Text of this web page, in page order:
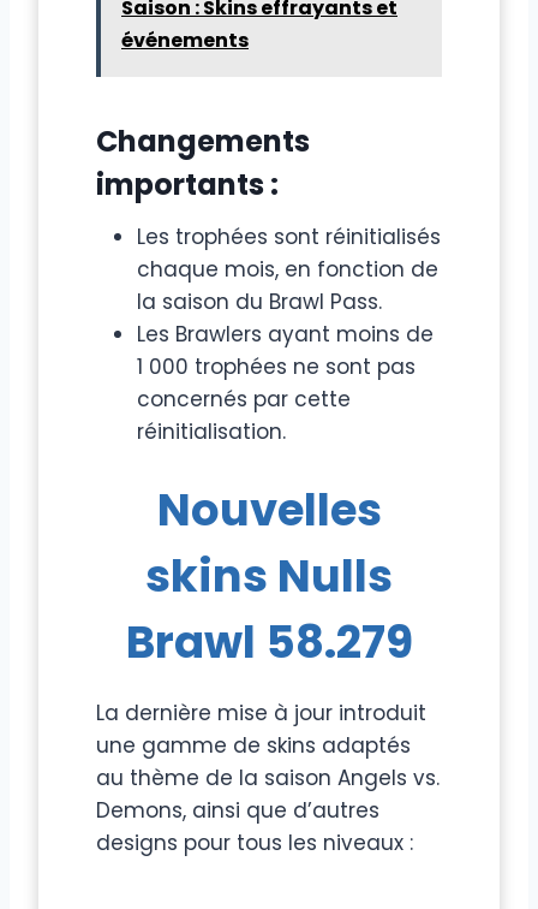
Saison : Skins effrayants et
événements
Changements
importants :
Les trophées sont réinitialisés
chaque mois, en fonction de
la saison du Brawl Pass.
Les Brawlers ayant moins de
1 000 trophées ne sont pas
concernés par cette
réinitialisation.
Nouvelles
skins Nulls
Brawl 58.279
La dernière mise à jour introduit
une gamme de skins adaptés
au thème de la saison Angels vs.
Demons, ainsi que d’autres
designs pour tous les niveaux :